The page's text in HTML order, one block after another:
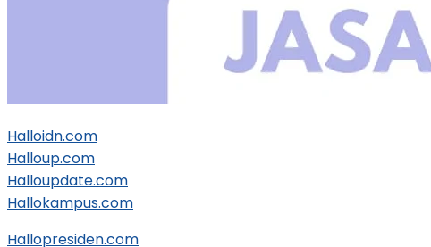
Halloidn.com
Halloup.com
Halloupdate.com
Hallokampus.com
Hallopresiden.com